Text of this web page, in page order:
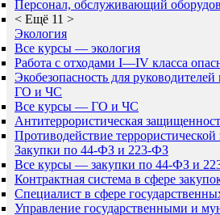
Персонал, обслуживающий
< Ещё 11 >
Экология
Все курсы — экология
Работа с отходами I—IV класса
Экобезопасность для
ГО и ЧС
Все курсы — ГО и ЧС
Антитеррористическая
Противодействие террористической
Закупки по 44-ФЗ и 223-ФЗ
Все курсы — закупки по 44-ФЗ и
Контрактная система в сфере
Специалист в сфере
Управление государственными и